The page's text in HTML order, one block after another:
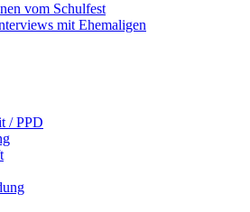
vom Schulfest
mit Ehemaligen
/ PPD